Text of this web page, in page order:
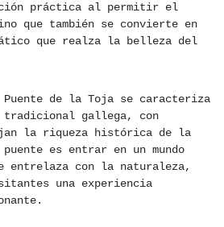
práctica al permitir el
que también se convierte en
que realza la belleza del
de la Toja se caracteriza
tradicional gallega, con
la riqueza histórica de la
es entrar en un mundo
entrelaza con la naturaleza,
una experiencia